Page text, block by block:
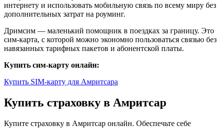
интернету и использовать мобильную связь по всему миру без
дополнительных затрат на роуминг.
Дримсим — маленький помощник в поездках за границу. Это
сим-карта, с которой можно экономно пользоваться связью без
навязанных тарифных пакетов и абонентской платы.
Купить сим-карту онлайн:
Купить SIM-карту для Амритсара
Купить страховку в Амритсар
Купите страховку в Амритсар онлайн. Обеспечьте себе